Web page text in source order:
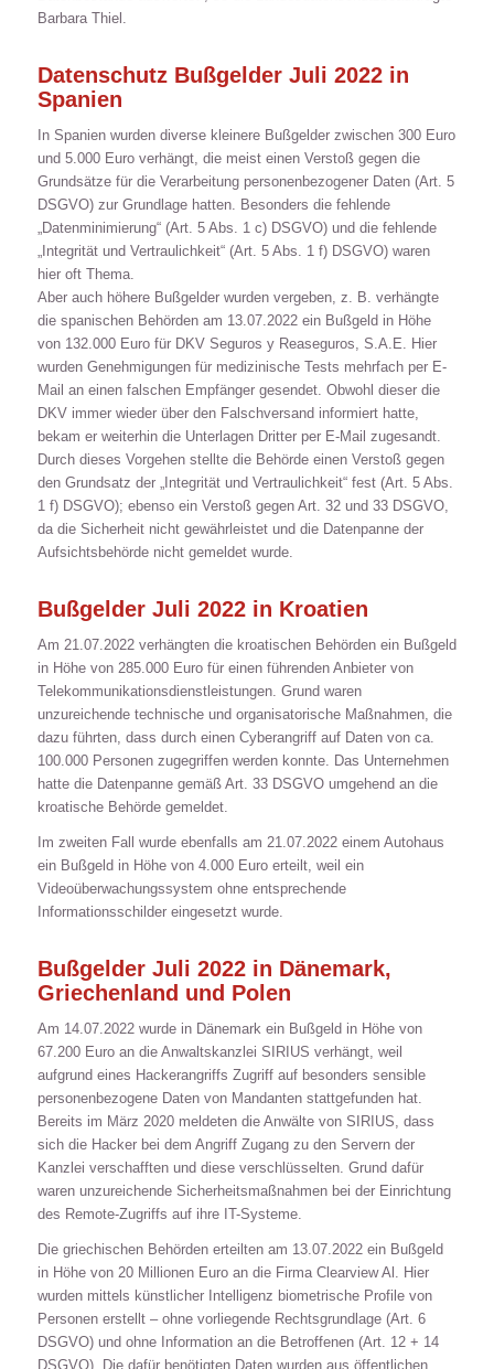
Barbara Thiel.
Datenschutz Bußgelder Juli 2022 in
Spanien
In Spanien wurden diverse kleinere Bußgelder zwischen 300 Euro
und 5.000 Euro verhängt, die meist einen Verstoß gegen die
Grundsätze für die Verarbeitung personenbezogener Daten (Art. 5
DSGVO) zur Grundlage hatten. Besonders die fehlende
„Datenminimierung“ (Art. 5 Abs. 1 c) DSGVO) und die fehlende
„Integrität und Vertraulichkeit“ (Art. 5 Abs. 1 f) DSGVO) waren
hier oft Thema.
Aber auch höhere Bußgelder wurden vergeben, z. B. verhängte
die spanischen Behörden am 13.07.2022 ein Bußgeld in Höhe
von 132.000 Euro für DKV Seguros y Reaseguros, S.A.E. Hier
wurden Genehmigungen für medizinische Tests mehrfach per E-
Mail an einen falschen Empfänger gesendet. Obwohl dieser die
DKV immer wieder über den Falschversand informiert hatte,
bekam er weiterhin die Unterlagen Dritter per E-Mail zugesandt.
Durch dieses Vorgehen stellte die Behörde einen Verstoß gegen
den Grundsatz der „Integrität und Vertraulichkeit“ fest (Art. 5 Abs.
1 f) DSGVO); ebenso ein Verstoß gegen Art. 32 und 33 DSGVO,
da die Sicherheit nicht gewährleistet und die Datenpanne der
Aufsichtsbehörde nicht gemeldet wurde.
Bußgelder Juli 2022 in Kroatien
Am 21.07.2022 verhängten die kroatischen Behörden ein Bußgeld
in Höhe von 285.000 Euro für einen führenden Anbieter von
Telekommunikationsdienstleistungen. Grund waren
unzureichende technische und organisatorische Maßnahmen, die
dazu führten, dass durch einen Cyberangriff auf Daten von ca.
100.000 Personen zugegriffen werden konnte. Das Unternehmen
hatte die Datenpanne gemäß Art. 33 DSGVO umgehend an die
kroatische Behörde gemeldet.
Im zweiten Fall wurde ebenfalls am 21.07.2022 einem Autohaus
ein Bußgeld in Höhe von 4.000 Euro erteilt, weil ein
Videoüberwachungssystem ohne entsprechende
Informationsschilder eingesetzt wurde.
Bußgelder Juli 2022 in Dänemark,
Griechenland und Polen
Am 14.07.2022 wurde in Dänemark ein Bußgeld in Höhe von
67.200 Euro an die Anwaltskanzlei SIRIUS verhängt, weil
aufgrund eines Hackerangriffs Zugriff auf besonders sensible
personenbezogene Daten von Mandanten stattgefunden hat.
Bereits im März 2020 meldeten die Anwälte von SIRIUS, dass
sich die Hacker bei dem Angriff Zugang zu den Servern der
Kanzlei verschafften und diese verschlüsselten. Grund dafür
waren unzureichende Sicherheitsmaßnahmen bei der Einrichtung
des Remote-Zugriffs auf ihre IT-Systeme.
Die griechischen Behörden erteilten am 13.07.2022 ein Bußgeld
in Höhe von 20 Millionen Euro an die Firma Clearview Al. Hier
wurden mittels künstlicher Intelligenz biometrische Profile von
Personen erstellt – ohne vorliegende Rechtsgrundlage (Art. 6
DSGVO) und ohne Information an die Betroffenen (Art. 12 + 14
DSGVO). Die dafür benötigten Daten wurden aus öffentlichen